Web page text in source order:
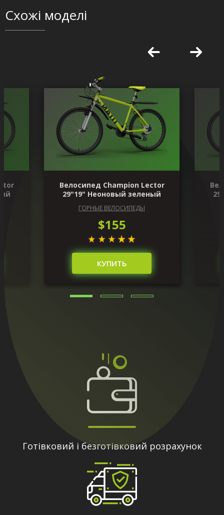
Схожі моделі
Велосипед Champion Lector
29"19" Неоновый зеленый
ГОРНЫЕ ВЕЛОСИПЕДЫ
$155
КУПИТЬ
Готівковий і безготівковий розрахунок